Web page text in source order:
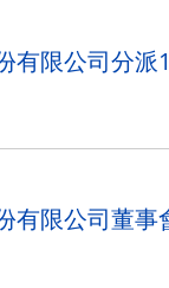
有限公司分派
有限公司董事